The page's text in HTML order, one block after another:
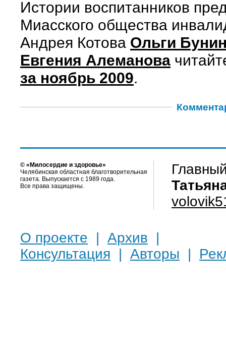
Истории воспитанников
Миасского общества
Андрея Котова Ольги
Евгения Алеманова
за ноябрь 2009.
© «Милосердие и здоровье»
Челябинская областная благотворительная
газета. Выпускается с 1989 года.
Все права защищены.
О проекте | Архив |
Консультация | Авторы |